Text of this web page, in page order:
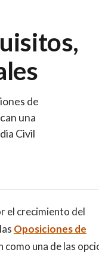
de
una
Civil
el crecimiento del
Oposiciones de
como una de las